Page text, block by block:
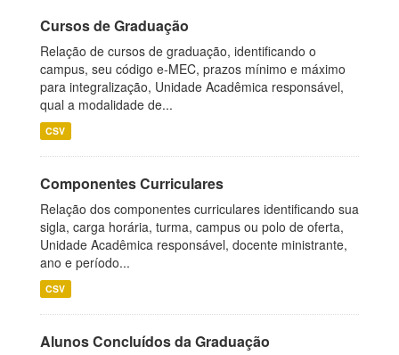
Cursos de Graduação
Relação de cursos de graduação, identificando o
campus, seu código e-MEC, prazos mínimo e máximo
para integralização, Unidade Acadêmica responsável,
qual a modalidade de...
CSV
Componentes Curriculares
Relação dos componentes curriculares identificando sua
sigla, carga horária, turma, campus ou polo de oferta,
Unidade Acadêmica responsável, docente ministrante,
ano e período...
CSV
Alunos Concluídos da Graduação